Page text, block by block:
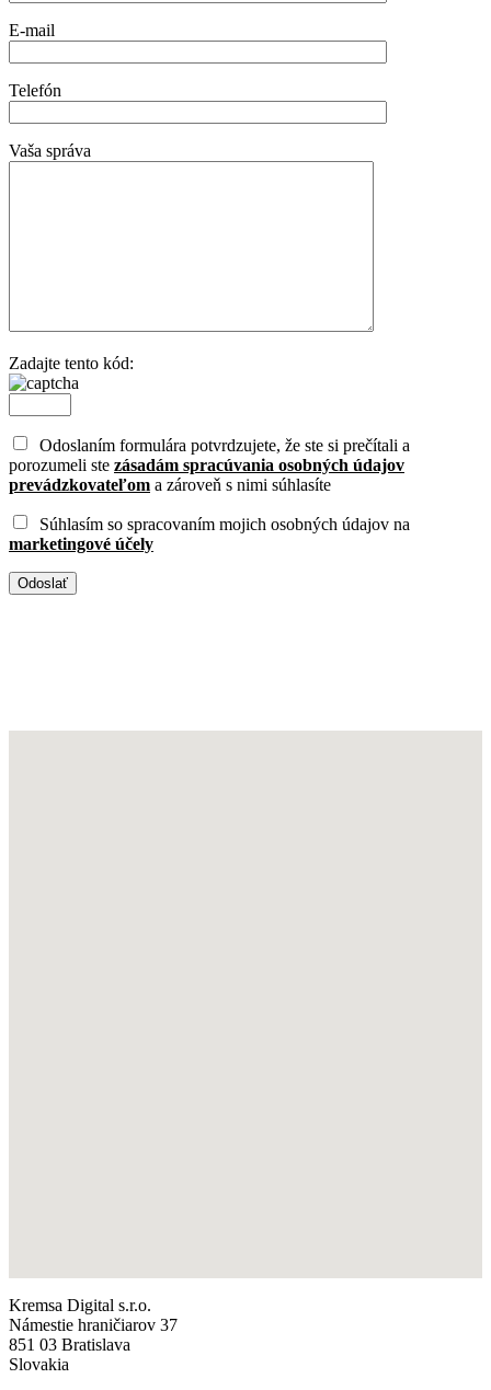
E-mail
Telefón
Vaša správa
Zadajte tento kód:
Odoslaním formulára potvrdzujete, že ste si prečítali a
porozumeli ste zásadám spracúvania osobných údajov
prevádzkovateľom a zároveň s nimi súhlasíte
Súhlasím so spracovaním mojich osobných údajov na
marketingové účely
Kremsa Digital s.r.o.
Námestie hraničiarov 37
851 03 Bratislava
Slovakia